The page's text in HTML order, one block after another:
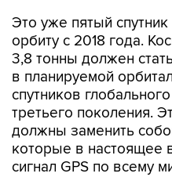
Это уже пятый
орбиту с 2018 года.
3,8 тонны должен
в планируемой
спутников
третьего поколения.
должны заменить
которые в настоящее
сигнал GPS по всему